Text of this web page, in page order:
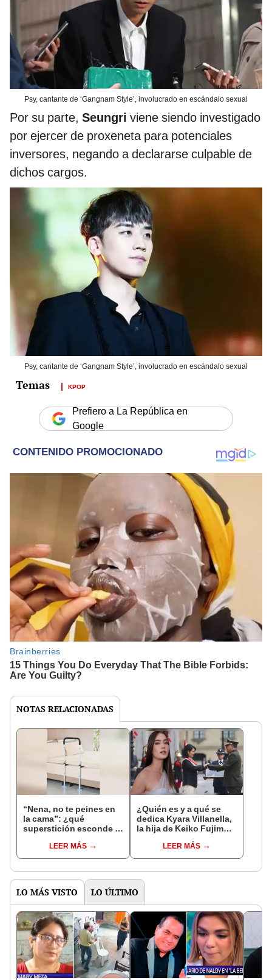
Psy, cantante de ‘Gangnam Style’, involucrado en escándalo sexual
Por su parte, Seungri viene siendo investigado
por ejercer de proxeneta para potenciales
inversores, negando a declararse culpable de
dichos cargos.
Psy, cantante de ‘Gangnam Style’, involucrado en escándalo sexual
KPOP
Prefiero a La República en
Google
NOTAS RELACIONADAS
“Nena, no te peines en
la cama”: ¿qué
superstición esconde la
Enanitos Verdes?
LEER MÁS
¿Quién es y a qué se
dedica Kyara Villanella,
la hija de Keiko Fujimori
nivel nacional?
LEER MÁS
LO MÁS VISTO LO ÚLTIMO